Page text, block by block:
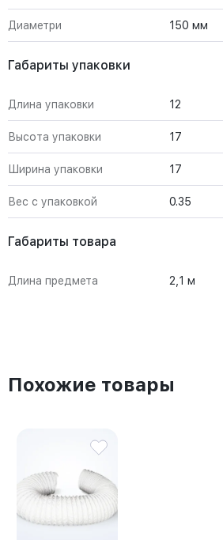
Диаметри 150 мм
Габариты упаковки
Длина упаковки 12
Высота упаковки 17
Ширина упаковки 17
Вес с упаковкой 0.35
Габариты товара
Длина предмета 2,1 м
Похожие товары